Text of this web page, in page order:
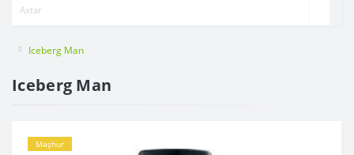
Iceberg Man
Iceberg Man
Məşhur